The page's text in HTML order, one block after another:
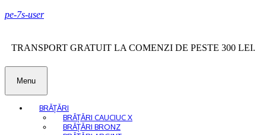
pe-7s-user
TRANSPORT GRATUIT LA COMENZI DE PESTE 300 LEI.
Menu
BRĂȚĂRI
BRĂȚĂRI CAUCIUC X
BRĂȚĂRI BRONZ